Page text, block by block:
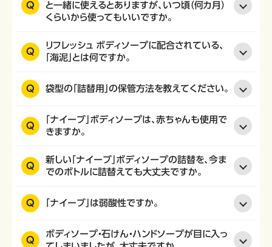
Q
と一緒に使えるとありますが、いつ頃（何カ月）
くらいから使ってもいいですか。
Q
リフレッシュ ボディソープに配合されている、
「海泥」とは何ですか。
Q 袋型の「詰替用」の保管方法を教えてください。
Q
「ナイーブ」ボディソープは、赤ちゃんも使用で
きますか。
Q
新しい「ナイーブ」ボディソープの詰替を、今ま
でのボトルに詰替えても大丈夫ですか。
Q 「ナイーブ」は弱酸性ですか。
Q
ボディソープ・石けん・ハンドソープが目に入っ